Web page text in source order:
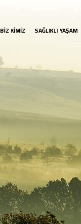
BİZ KİMİZ SAĞLIKLI YAŞAM